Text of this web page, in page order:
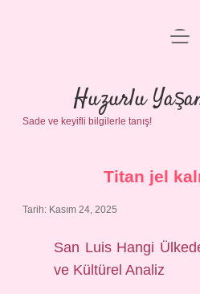
Gizlilik
Yasal
Huzurlu
Sade ve keyifli bilgilerle tanış!
Titan jel
Tarih: Kasım 24, 2025
San Luis Hangi
ve Kültürel Analiz